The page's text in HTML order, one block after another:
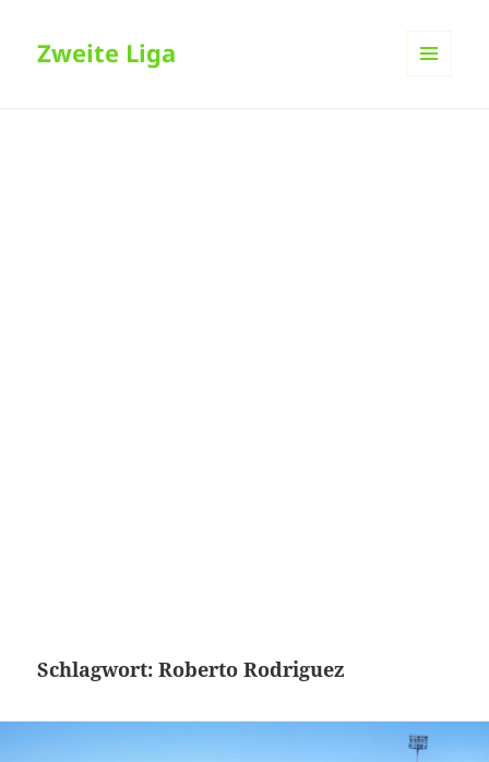
Zweite Liga
Schlagwort:Roberto Rodriguez